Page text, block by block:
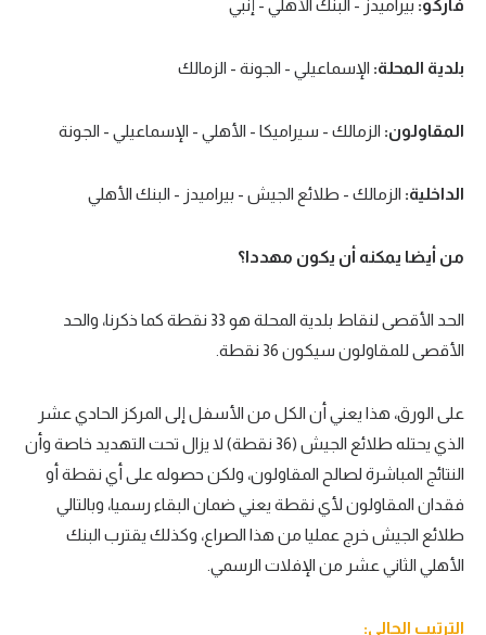
فاركو: بيراميدز - البنك الأهلي - إنبي
بلدية المحلة: الإسماعيلي - الجونة - الزمالك
المقاولون: الزمالك - سيراميكا - الأهلي - الإسماعيلي - الجونة
الداخلية: الزمالك - طلائع الجيش - بيراميدز - البنك الأهلي
من أيضا يمكنه أن يكون مهددا؟
الحد الأقصى لنقاط بلدية المحلة هو 33 نقطة كما ذكرنا، والحد
الأقصى للمقاولون سيكون 36 نقطة.
على الورق، هذا يعني أن الكل من الأسفل إلى المركز الحادي عشر
الذي يحتله طلائع الجيش (36 نقطة) لا يزال تحت التهديد خاصة وأن
النتائج المباشرة لصالح المقاولون، ولكن حصوله على أي نقطة أو
فقدان المقاولون لأي نقطة يعني ضمان البقاء رسميا، وبالتالي
طلائع الجيش خرج عمليا من هذا الصراع، وكذلك يقترب البنك
الأهلي الثاني عشر من الإفلات الرسمي.
الترتيب الحالي: